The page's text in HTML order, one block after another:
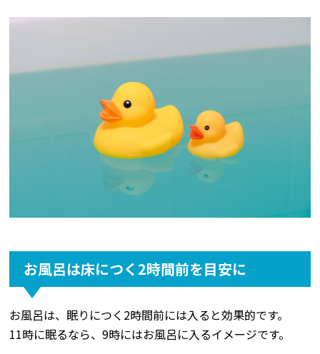
お風呂は床につく2時間前を目安に
お風呂は、眠りにつく2時間前には入ると効果的です。
11時に眠るなら、9時にはお風呂に入るイメージです。